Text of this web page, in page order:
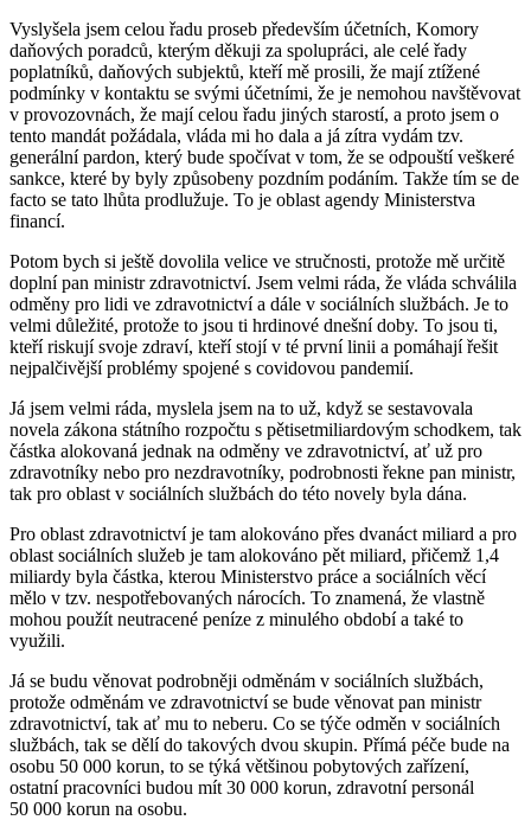
Vyslyšela jsem celou řadu proseb především účetních, Komory
daňových poradců, kterým děkuji za spolupráci, ale celé řady
poplatníků, daňových subjektů, kteří mě prosili, že mají ztížené
podmínky v kontaktu se svými účetními, že je nemohou navštěvovat
v provozovnách, že mají celou řadu jiných starostí, a proto jsem o
tento mandát požádala, vláda mi ho dala a já zítra vydám tzv.
generální pardon, který bude spočívat v tom, že se odpouští veškeré
sankce, které by byly způsobeny pozdním podáním. Takže tím se de
facto se tato lhůta prodlužuje. To je oblast agendy Ministerstva
financí.
Potom bych si ještě dovolila velice ve stručnosti, protože mě určitě
doplní pan ministr zdravotnictví. Jsem velmi ráda, že vláda schválila
odměny pro lidi ve zdravotnictví a dále v sociálních službách. Je to
velmi důležité, protože to jsou ti hrdinové dnešní doby. To jsou ti,
kteří riskují svoje zdraví, kteří stojí v té první linii a pomáhají řešit
nejpalčivější problémy spojené s covidovou pandemií.
Já jsem velmi ráda, myslela jsem na to už, když se sestavovala
novela zákona státního rozpočtu s pětisetmiliardovým schodkem, tak
částka alokovaná jednak na odměny ve zdravotnictví, ať už pro
zdravotníky nebo pro nezdravotníky, podrobnosti řekne pan ministr,
tak pro oblast v sociálních službách do této novely byla dána.
Pro oblast zdravotnictví je tam alokováno přes dvanáct miliard a pro
oblast sociálních služeb je tam alokováno pět miliard, přičemž 1,4
miliardy byla částka, kterou Ministerstvo práce a sociálních věcí
mělo v tzv. nespotřebovaných nárocích. To znamená, že vlastně
mohou použít neutracené peníze z minulého období a také to
využili.
Já se budu věnovat podrobněji odměnám v sociálních službách,
protože odměnám ve zdravotnictví se bude věnovat pan ministr
zdravotnictví, tak ať mu to neberu. Co se týče odměn v sociálních
službách, tak se dělí do takových dvou skupin. Přímá péče bude na
osobu 50 000 korun, to se týká většinou pobytových zařízení,
ostatní pracovníci budou mít 30 000 korun, zdravotní personál
50 000 korun na osobu.